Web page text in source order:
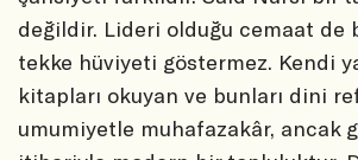
değildir. Lideri olduğu cemaat de
tekke hüviyeti göstermez. Kendi
kitapları okuyan ve bunları dini
umumiyetle muhafazakâr, ancak